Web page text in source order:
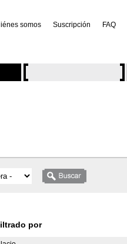
somos Suscripción FAQ
por